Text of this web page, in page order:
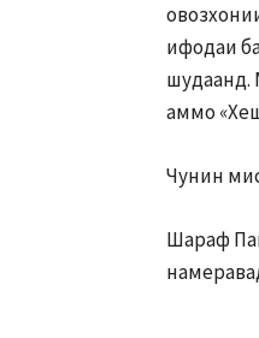
ифодаи
шудаанд.
аммо
Чунин
Шараф